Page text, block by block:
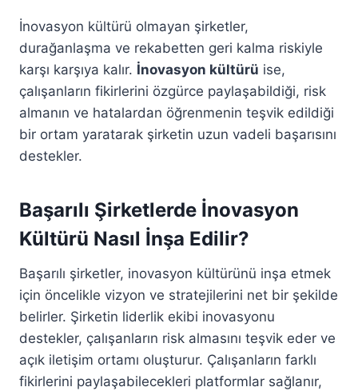
İnovasyon kültürü olmayan şirketler,
durağanlaşma ve rekabetten geri kalma riskiyle
karşı karşıya kalır. İnovasyon kültürü ise,
çalışanların fikirlerini özgürce paylaşabildiği, risk
almanın ve hatalardan öğrenmenin teşvik edildiği
bir ortam yaratarak şirketin uzun vadeli başarısını
destekler.
Başarılı Şirketlerde İnovasyon
Kültürü Nasıl İnşa Edilir?
Başarılı şirketler, inovasyon kültürünü inşa etmek
için öncelikle vizyon ve stratejilerini net bir şekilde
belirler. Şirketin liderlik ekibi inovasyonu
destekler, çalışanların risk almasını teşvik eder ve
açık iletişim ortamı oluşturur. Çalışanların farklı
fikirlerini paylaşabilecekleri platformlar sağlanır,